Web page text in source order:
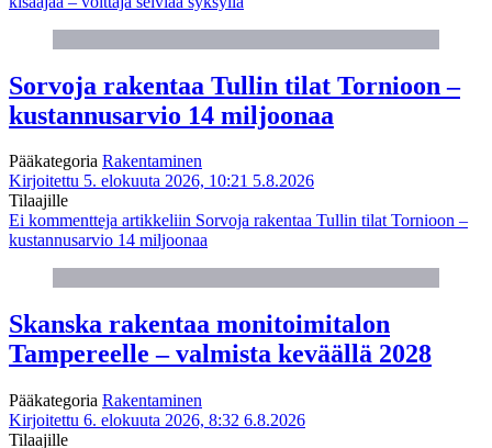
Sorvoja rakentaa Tullin tilat Tornioon –
kustannusarvio 14 miljoonaa
Pääkategoria Rakentaminen
Kirjoitettu 5. elokuuta 2026, 10:21 5.8.2026
Tilaajille
Ei kommentteja artikkeliin Sorvoja rakentaa Tullin tilat Tornioon –
kustannusarvio 14 miljoonaa
Skanska rakentaa monitoimitalon
Tampereelle – valmista keväällä 2028
Pääkategoria Rakentaminen
Kirjoitettu 6. elokuuta 2026, 8:32 6.8.2026
Tilaajille